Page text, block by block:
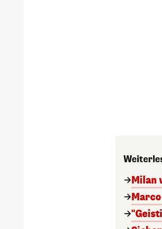
Milan